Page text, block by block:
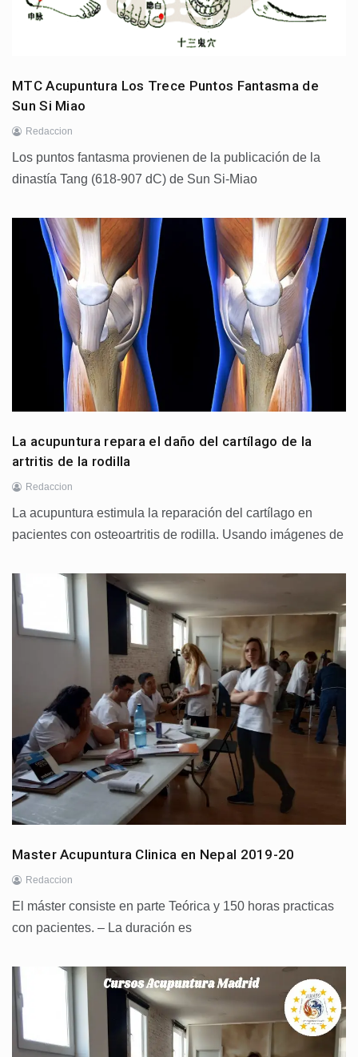
MTC Acupuntura Los Trece Puntos Fantasma de
Sun Si Miao
Redaccion
Los puntos fantasma provienen de la publicación de la
dinastía Tang (618-907 dC) de Sun Si-Miao
La acupuntura repara el daño del cartílago de la
artritis de la rodilla
Redaccion
La acupuntura estimula la reparación del cartílago en
pacientes con osteoartritis de rodilla. Usando imágenes de
Master Acupuntura Clinica en Nepal 2019-20
Redaccion
El máster consiste en parte Teórica y 150 horas practicas
con pacientes. – La duración es